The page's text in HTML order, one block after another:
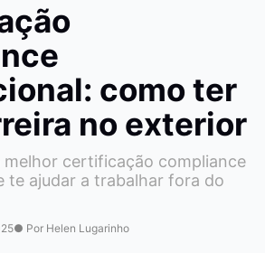
como ter
no exterior
melhor certificação compliance
te ajudar a trabalhar fora do
● Por Helen Lugarinho